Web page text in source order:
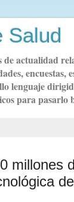
Salud
actualidad
encuestas,
lenguaje
para pasarlo
millones